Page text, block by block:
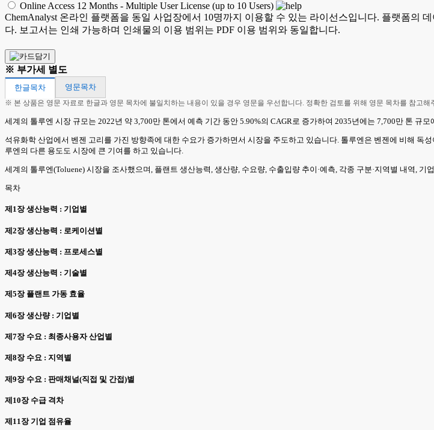
Online Access 12 Months - Multiple User License (up to 10 Users)
ChemAnalyst 온라인 플랫폼을 동일 사업장에서 10명까지 이용할 수 있는 라이선스입니다. 플랫폼의
다. 보고서는 인쇄 가능하며 인쇄물의 이용 범위는 PDF 이용 범위와 동일합니다.
※ 부가세 별도
한글목차 영문목차
※ 본 상품은 영문 자료로 한글과 영문 목차에 불일치하는 내용이 있을 경우 영문을 우선합니다. 정확한 검토를 위해 영문 목차를 참고해
세계의 톨루엔 시장 규모는 2022년 약 3,700만 톤에서 예측 기간 동안 5.90%의 CAGR로 증가하여 2035년에는 7,700만 톤 규
석유화학 산업에서 벤젠 고리를 가진 방향족에 대한 수요가 증가하면서 시장을 주도하고 있습니다. 톨루엔은 벤젠에 비해 독
루엔의 다른 용도도 시장에 큰 기여를 하고 있습니다.
세계의 톨루엔(Toluene) 시장을 조사했으며, 플랜트 생산능력, 생산량, 수요량, 수출입량 추이·예측, 각종 구분·지역별 내역, 기
목차
제1장 생산능력 : 기업별
제2장 생산능력 : 로케이션별
제3장 생산능력 : 프로세스별
제4장 생산능력 : 기술별
제5장 플랜트 가동 효율
제6장 생산량 : 기업별
제7장 수요 : 최종사용자 산업별
제8장 수요 : 지역별
제9장 수요 : 판매채널(직접 및 간접)별
제10장 수급 격차
제11장 기업 점유율